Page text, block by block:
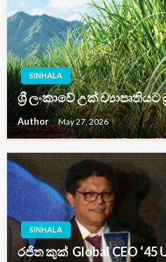
SINHALA
ශ්‍රී ලංකාවේ උක් ව්‍යාපෘතියට
Author May 27, 2026
SINHALA
රජිත කුක් Global CEO ‘45